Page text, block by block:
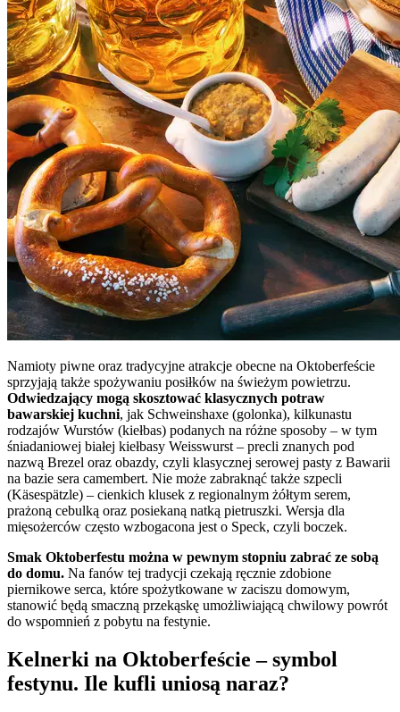
Namioty piwne oraz tradycyjne atrakcje obecne na Oktoberfeście
sprzyjają także spożywaniu posiłków na świeżym powietrzu.
Odwiedzający mogą skosztować klasycznych potraw
bawarskiej kuchni, jak Schweinshaxe (golonka), kilkunastu
rodzajów Wurstów (kiełbas) podanych na różne sposoby – w tym
śniadaniowej białej kiełbasy Weisswurst – precli znanych pod
nazwą Brezel oraz obazdy, czyli klasycznej serowej pasty z Bawarii
na bazie sera camembert. Nie może zabraknąć także szpecli
(Käsespätzle) – cienkich klusek z regionalnym żółtym serem,
prażoną cebulką oraz posiekaną natką pietruszki. Wersja dla
mięsożerców często wzbogacona jest o Speck, czyli boczek.
Smak Oktoberfestu można w pewnym stopniu zabrać ze sobą
do domu. Na fanów tej tradycji czekają ręcznie zdobione
piernikowe serca, które spożytkowane w zaciszu domowym,
stanowić będą smaczną przekąskę umożliwiającą chwilowy powrót
do wspomnień z pobytu na festynie.
Kelnerki na Oktoberfeście – symbol
festynu. Ile kufli uniosą naraz?